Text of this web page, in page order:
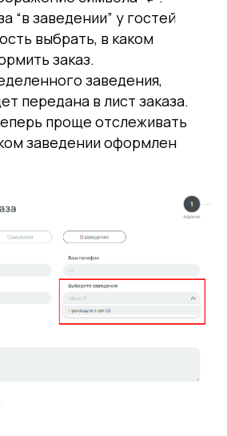
“в заведении” у гостей
выбрать, в каком
заказ.
заведения,
передана в лист заказа.
проще отслеживать
заведении оформлен